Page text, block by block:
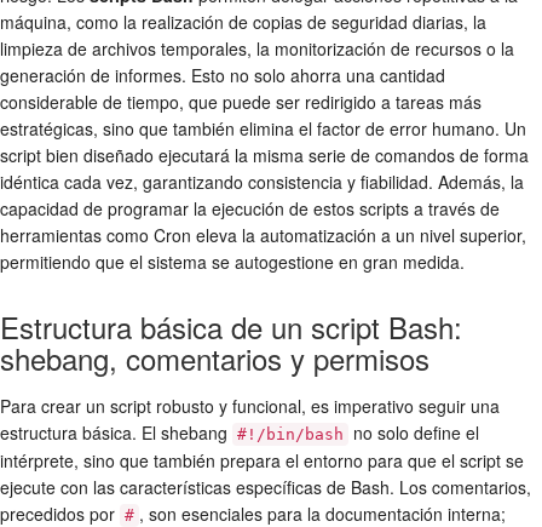
máquina, como la realización de copias de seguridad diarias, la
limpieza de archivos temporales, la monitorización de recursos o la
generación de informes. Esto no solo ahorra una cantidad
considerable de tiempo, que puede ser redirigido a tareas más
estratégicas, sino que también elimina el factor de error humano. Un
script bien diseñado ejecutará la misma serie de comandos de forma
idéntica cada vez, garantizando consistencia y fiabilidad. Además, la
capacidad de programar la ejecución de estos scripts a través de
herramientas como Cron eleva la automatización a un nivel superior,
permitiendo que el sistema se autogestione en gran medida.
Estructura básica de un script Bash:
shebang, comentarios y permisos
Para crear un script robusto y funcional, es imperativo seguir una
estructura básica. El shebang #!/bin/bash
no solo define el
intérprete, sino que también prepara el entorno para que el script se
ejecute con las características específicas de Bash. Los comentarios,
precedidos por # , son esenciales para la documentación interna;